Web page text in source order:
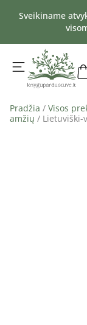
Sveikiname
Pradžia / Visos
amžių / Lietuviški-